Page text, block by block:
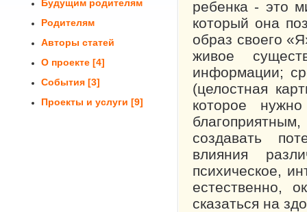
Будущим родителям
Родителям
Авторы статей
О проекте [4]
События [3]
Проекты и услуги [9]
ребенка - это
который она
образ своего
живое
информации;
(целостная
которое
создавать
влияния
психическое,
естественно,
сказаться на